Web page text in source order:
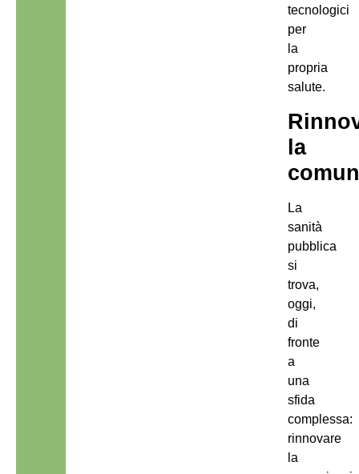
tecnologici
per
la
propria
salute.
la
La
sanità
pubblica
si
trova,
oggi,
di
fronte
a
una
sfida
complessa:
rinnovare
la